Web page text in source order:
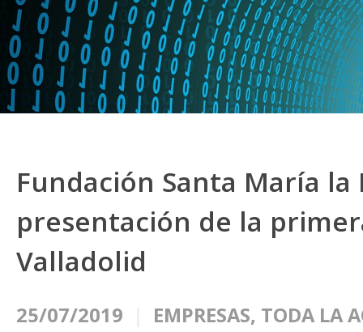
Fundación Santa María la
presentación de la
Valladolid
25/07/2019 EMPRESAS, TODA LA